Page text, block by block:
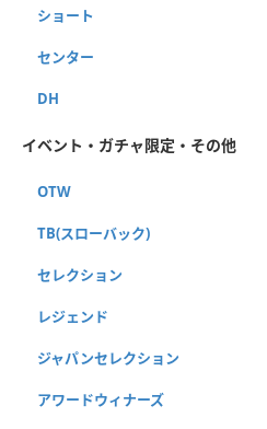
ショート
センター
DH
イベント・ガチャ限定・その他
OTW
TB(スローバック)
セレクション
レジェンド
ジャパンセレクション
アワードウィナーズ